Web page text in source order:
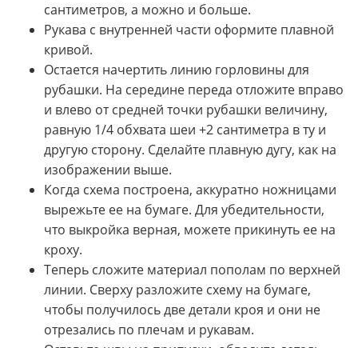
сантиметров, а можно и больше.
Рукава с внутренней части оформите плавной
кривой.
Остается начертить линию горловины для
рубашки. На середине переда отложите вправо
и влево от средней точки рубашки величину,
равную 1/4 обхвата шеи +2 сантиметра в ту и
другую сторону. Сделайте плавную дугу, как на
изображении выше.
Когда схема построена, аккуратно ножницами
вырежьте ее на бумаге. Для убедительности,
что выкройка верная, можете прикинуть ее на
кроху.
Теперь сложите материал пополам по верхней
линии. Сверху разложите схему на бумаге,
чтобы получилось две детали кроя и они не
отрезались по плечам и рукавам.